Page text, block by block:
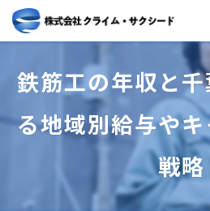
鉄筋工の年収と
る地域別給与や
戦略